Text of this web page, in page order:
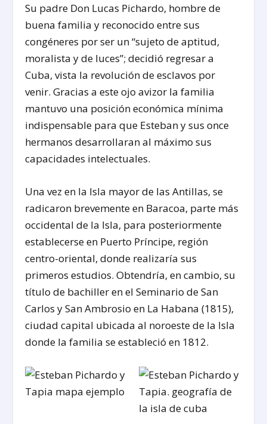
Su padre Don Lucas Pichardo, hombre de
buena familia y reconocido entre sus
congéneres por ser un “sujeto de aptitud,
moralista y de luces”; decidió regresar a
Cuba, vista la revolución de esclavos por
venir. Gracias a este ojo avizor la familia
mantuvo una posición económica mínima
indispensable para que Esteban y sus once
hermanos desarrollaran al máximo sus
capacidades intelectuales.
Una vez en la Isla mayor de las Antillas, se
radicaron brevemente en Baracoa, parte más
occidental de la Isla, para posteriormente
establecerse en Puerto Príncipe, región
centro-oriental, donde realizaría sus
primeros estudios. Obtendría, en cambio, su
título de bachiller en el Seminario de San
Carlos y San Ambrosio en La Habana (1815),
ciudad capital ubicada al noroeste de la Isla
donde la familia se estableció en 1812.